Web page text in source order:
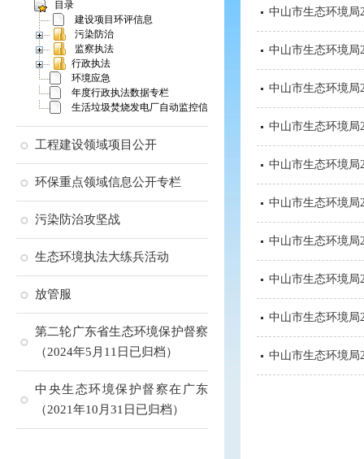
目录
建设项目环评信息
污染防治
监察执法
行政执法
环境应急
年度行政执法数据专栏
生活垃圾焚烧发电厂自动监控信息
工程建设领域项目公开
环保重点领域信息公开专栏
污染防治攻坚战
生态环境执法大练兵活动
放管服
第二轮广东省生态环境保护督察
（2024年5月11日已归档）
中央生态环境保护督察在广东
（2021年10月31日已归档）
中山市生态环境局
中山市生态环境局
中山市生态环境局
中山市生态环境局
中山市生态环境局
中山市生态环境局
中山市生态环境局
中山市生态环境局
中山市生态环境局
中山市生态环境局